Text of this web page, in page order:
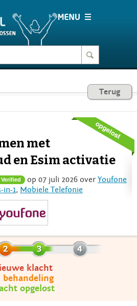
Terug
met
en Esim activatie
op 07 juli 2026 overYoufone
in-1, Mobiele Telefonie
klacht
behandeling
opgelost